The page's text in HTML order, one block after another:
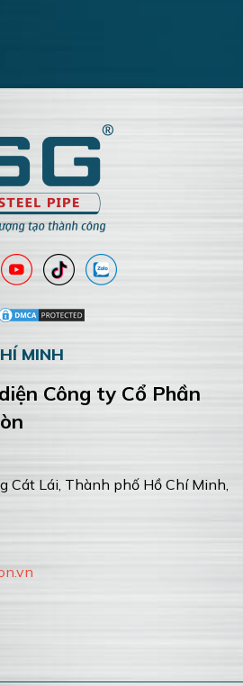
MINH
Công ty Cổ Phần
Cát Lái, Thành phố Hồ Chí Minh,